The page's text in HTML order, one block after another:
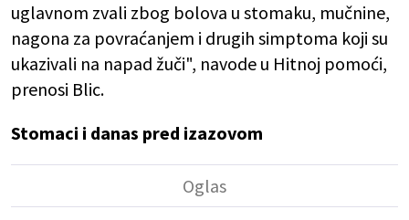
uglavnom zvali zbog bolova u stomaku, mučnine,
nagona za povraćanjem i drugih simptoma koji su
ukazivali na napad žuči", navode u Hitnoj pomoći,
prenosi Blic.
Stomaci i danas pred izazovom